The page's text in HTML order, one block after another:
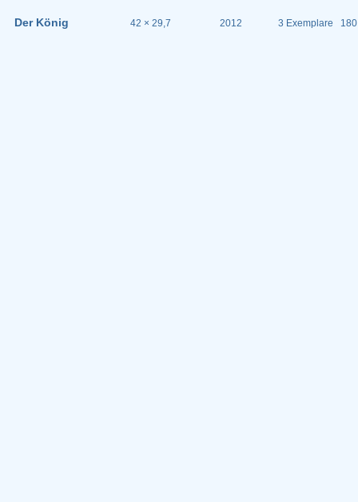
Der König 42 × 29,7 2012 3 Exemplare